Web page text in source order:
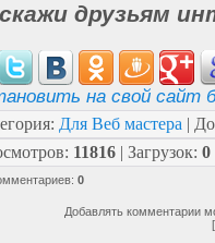
друзьям
на свой сайт
: Для Веб мастера |
: 11816 | Загрузок: 0
: 0
Добавлять комментарии